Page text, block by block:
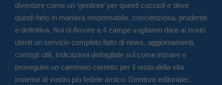
diventare come un ‘genitore’ per questi cuccioli e deve
quindi farlo in maniera responsabile, coscienziosa, prudente
e definitiva. Noi di Amore a 4 zampe vogliamo dare ai nostri
utenti un servizio completo fatto di news, aggiornamenti,
consigli utili, indicazioni dettagliate sul come iniziare e
proseguire un cammino corretto per il resto della vita
insieme al vostro più fedele amico. Direttore editoriale: